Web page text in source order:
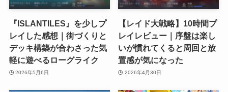
『ISLANTILES』を少しプ
レイした感想｜街づくりと
デッキ構築が合わさった気
軽に遊べるローグライク
2026年5月6日
【レイド大戦略】10時間プ
レイレビュー｜序盤は楽し
いが慣れてくると周回と放
置感が気になった
2026年4月30日